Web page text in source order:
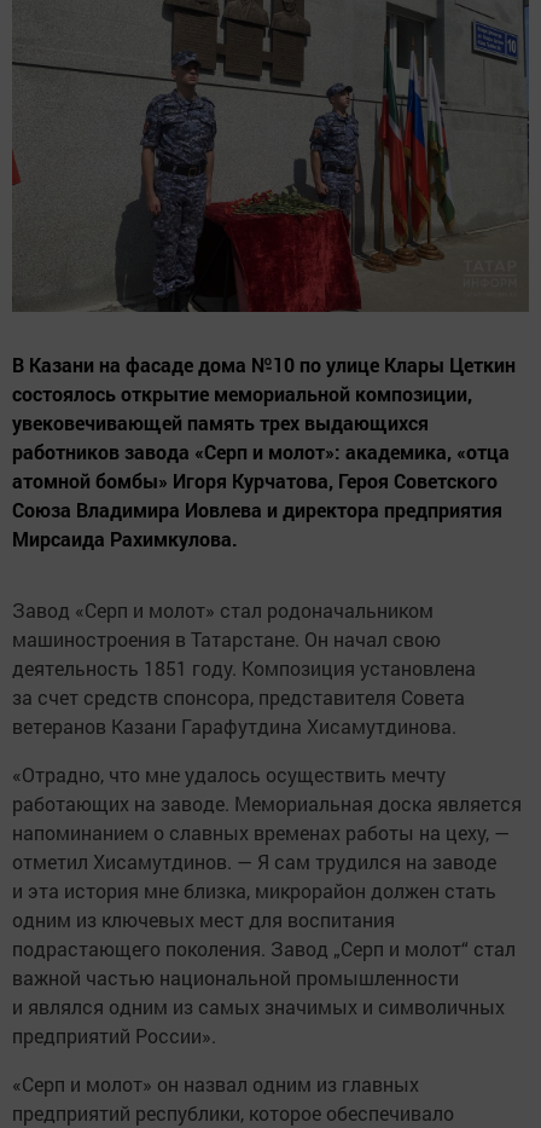
В Казани на фасаде дома №10 по улице Клары Цеткин
состоялось открытие мемориальной композиции,
увековечивающей память трех выдающихся
работников завода «Серп и молот»: академика, «отца
атомной бомбы» Игоря Курчатова, Героя Советского
Союза Владимира Иовлева и директора предприятия
Мирсаида Рахимкулова.
Завод «Серп и молот» стал родоначальником
машиностроения в Татарстане. Он начал свою
деятельность 1851 году. Композиция установлена
за счет средств спонсора, представителя Совета
ветеранов Казани Гарафутдина Хисамутдинова.
«Отрадно, что мне удалось осуществить мечту
работающих на заводе. Мемориальная доска является
напоминанием о славных временах работы на цеху, —
отметил Хисамутдинов. — Я сам трудился на заводе
и эта история мне близка, микрорайон должен стать
одним из ключевых мест для воспитания
подрастающего поколения. Завод „Серп и молот“ стал
важной частью национальной промышленности
и являлся одним из самых значимых и символичных
предприятий России».
«Серп и молот» он назвал одним из главных
предприятий республики, которое обеспечивало